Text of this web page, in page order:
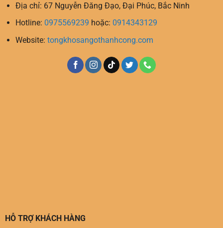
Địa chỉ: 67 Nguyễn Đăng Đạo, Đại Phúc, Bắc Ninh
Hotline: 0975569239 hoặc: 0914343129
Website: tongkhosangothanhcong.com
HỖ TRỢ KHÁCH HÀNG